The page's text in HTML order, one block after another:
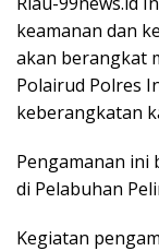
keamanan dan
akan berangkat
Polairud Polres
keberangkatan
Pengamanan ini
di Pelabuhan
Kegiatan